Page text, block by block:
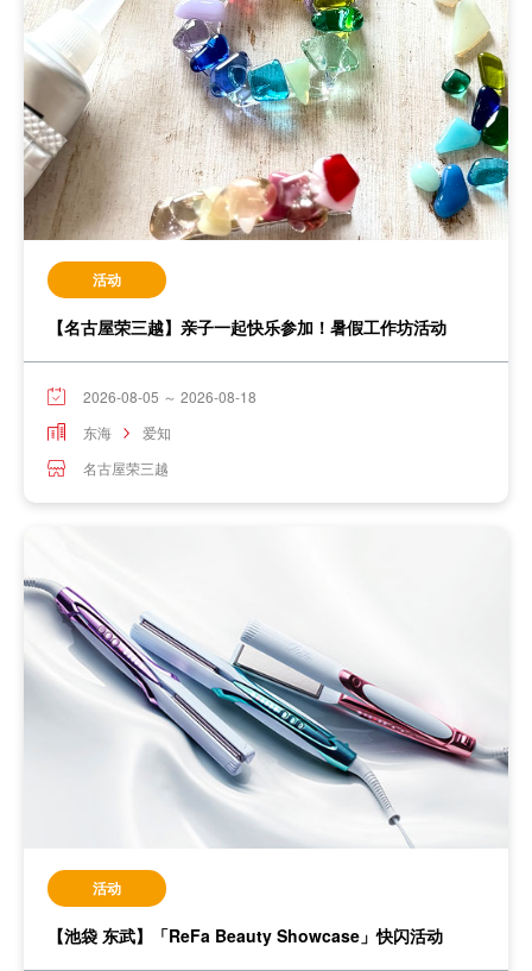
活动
【名古屋荣三越】亲子一起快乐参加！暑假工作坊活动
2026-08-05 ～ 2026-08-18
东海
爱知
名古屋荣三越
活动
【池袋 东武】「ReFa Beauty Showcase」快闪活动